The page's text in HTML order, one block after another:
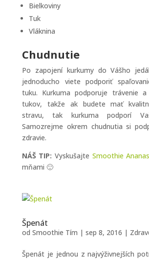
Bielkoviny
Tuk
Vláknina
Chudnutie
Po zapojení kurkumy do Vášho
jednoducho viete podporiť
tuku. Kurkuma podporuje trávenie a
tukov, takže ak budete mať
stravu, tak kurkuma podporí
Samozrejme okrem chudnutia si
zdravie.
NÁŠ TIP: Vyskušajte Smoothie
mňami 🙂
Špenát
od Smoothie Tím | sep 8, 2016 |
Špenát je jednou z najvýživnejších